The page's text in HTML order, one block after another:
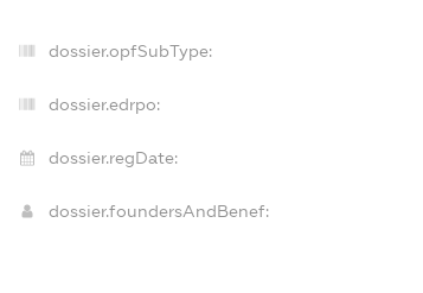
dossier.opfSubType:
dossier.edrpo:
dossier.regDate:
dossier.foundersAndBenef: